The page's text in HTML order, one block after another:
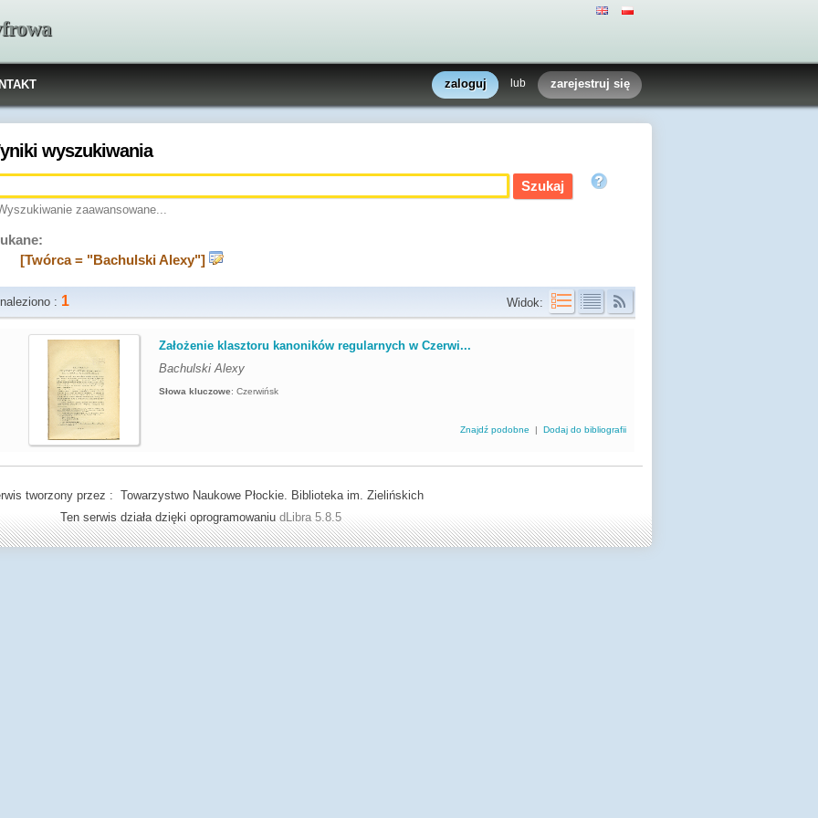
zaloguj lub zarejestruj się
wyszukiwania
zaawansowane...
[Twórca = "Bachulski Alexy"]
: 1 Widok:
Założenie klasztoru kanoników regularnych w Czerwi...
Bachulski Alexy
Słowa kluczowe:Czerwińsk
Znajdź podobne |Dodaj do bibliografii
tworzony przez : Towarzystwo Naukowe Płockie. Biblioteka im. Zielińskich
Ten serwis działa dzięki oprogramowaniu dLibra 5.8.5